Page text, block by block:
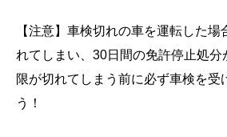
【注意】車検切れの車を運転した
れてしまい、30日間の免許停止処分
限が切れてしまう前に必ず車検を受
う！